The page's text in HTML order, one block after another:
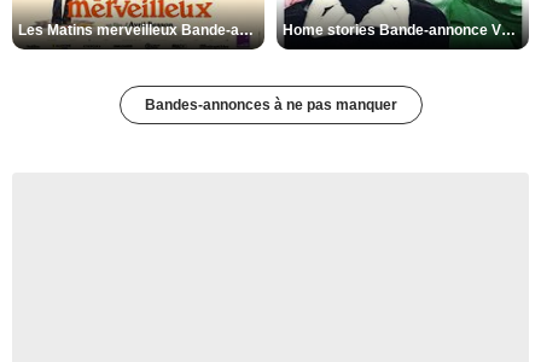
Les Matins merveilleux Bande-annonce VF Home stories Bande-annonce VO STFR
Bandes-annonces à ne pas manquer